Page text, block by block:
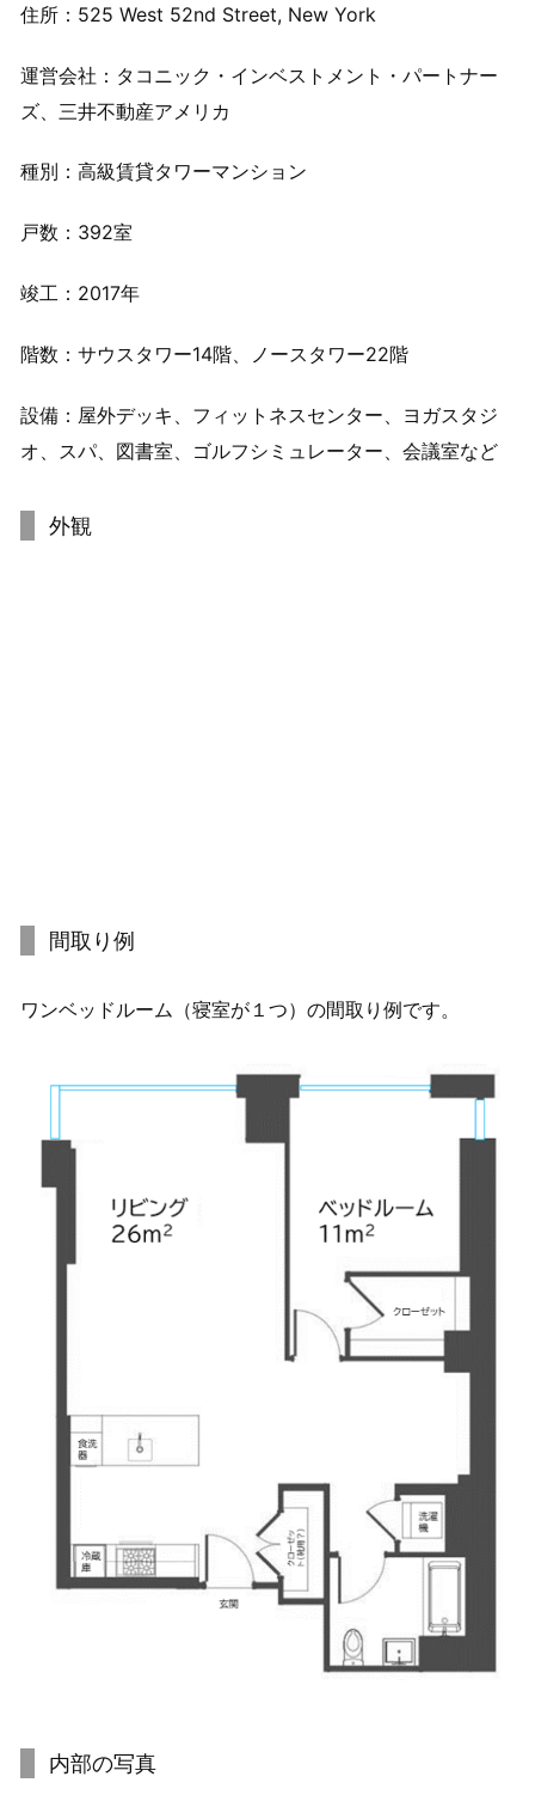
住所：525 West 52nd Street, New York
運営会社：タコニック・インベストメント・パートナー
ズ、三井不動産アメリカ
種別：高級賃貸タワーマンション
戸数：392室
竣工：2017年
階数：サウスタワー14階、ノースタワー22階
設備：屋外デッキ、フィットネスセンター、ヨガスタジ
オ、スパ、図書室、ゴルフシミュレーター、会議室など
外観
間取り例
ワンベッドルーム（寝室が１つ）の間取り例です。
内部の写真